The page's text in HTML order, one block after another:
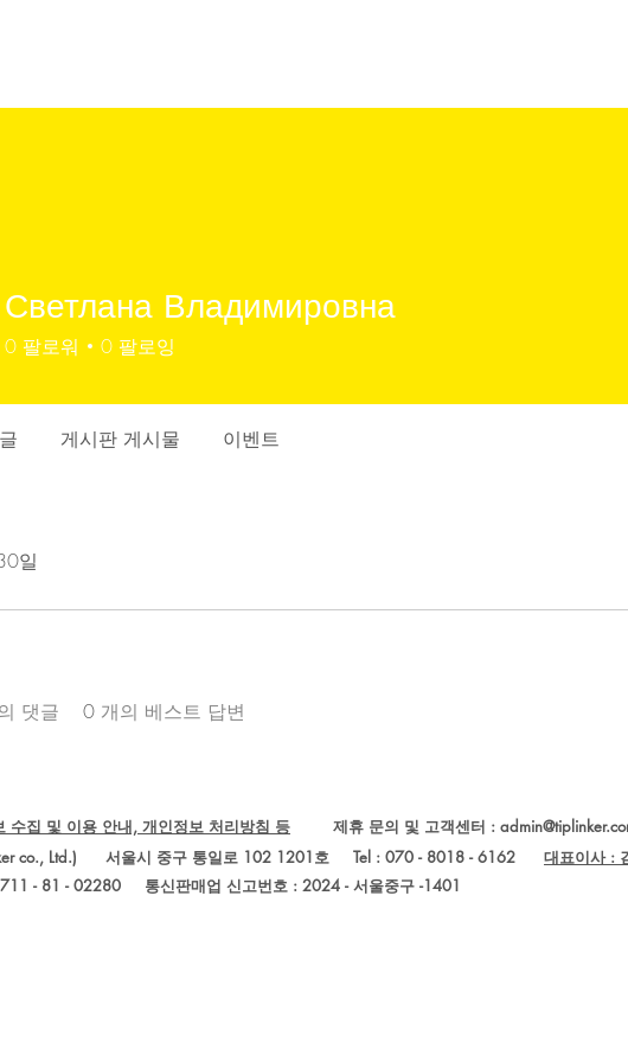
일
댓글 0 개의 베스트 답변
Светлана Владимировна
0 팔로워 0 팔로잉
게시판 게시물 이벤트
수집 및 이용 안내, 개인정보 처리방침 등 제휴 문의 및 고객센터 :
co., Ltd.) 서울시 중구 통일로 102 1201호 Tel : 070 - 8018 - 6162 대표이사 :
- 81 - 02280 통신판매업 신고번호 : 2024 - 서울중구 -1401